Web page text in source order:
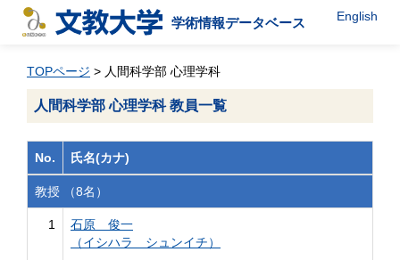
学術情報データベース English
TOPページ > 人間科学部 心理学科
人間科学部 心理学科 教員一覧
No. 氏名(カナ)
教授 （8名）
1
石原 俊一
（イシハラ シュンイチ）